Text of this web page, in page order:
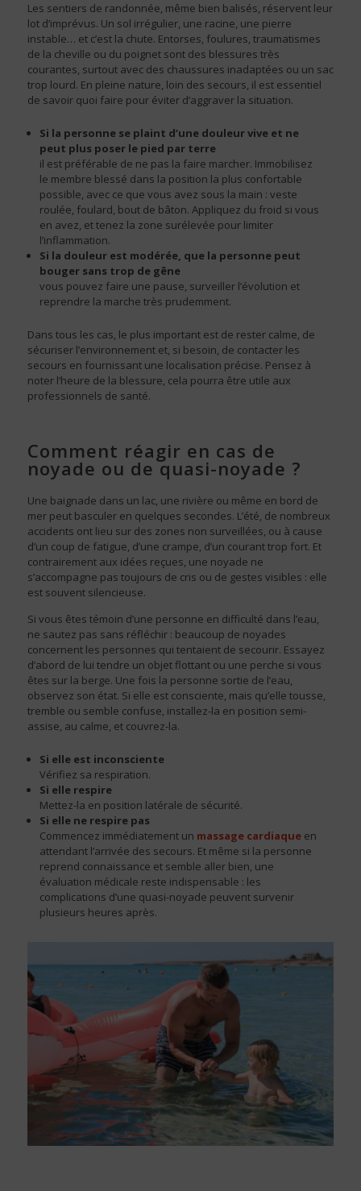
Les sentiers de randonnée, même bien balisés, réservent leur
lot d’imprévus. Un sol irrégulier, une racine, une pierre
instable… et c’est la chute. Entorses, foulures, traumatismes
de la cheville ou du poignet sont des blessures très
courantes, surtout avec des chaussures inadaptées ou un sac
trop lourd. En pleine nature, loin des secours, il est essentiel
de savoir quoi faire pour éviter d’aggraver la situation.
Si la personne se plaint d’une douleur vive et ne
peut plus poser le pied par terre
il est préférable de ne pas la faire marcher. Immobilisez
le membre blessé dans la position la plus confortable
possible, avec ce que vous avez sous la main : veste
roulée, foulard, bout de bâton. Appliquez du froid si vous
en avez, et tenez la zone surélevée pour limiter
l’inflammation.
Si la douleur est modérée, que la personne peut
bouger sans trop de gêne
vous pouvez faire une pause, surveiller l’évolution et
reprendre la marche très prudemment.
Dans tous les cas, le plus important est de rester calme, de
sécuriser l’environnement et, si besoin, de contacter les
secours en fournissant une localisation précise. Pensez à
noter l’heure de la blessure, cela pourra être utile aux
professionnels de santé.
Comment réagir en cas de
noyade ou de quasi-noyade ?
Une baignade dans un lac, une rivière ou même en bord de
mer peut basculer en quelques secondes. L’été, de nombreux
accidents ont lieu sur des zones non surveillées, ou à cause
d’un coup de fatigue, d’une crampe, d’un courant trop fort. Et
contrairement aux idées reçues, une noyade ne
s’accompagne pas toujours de cris ou de gestes visibles : elle
est souvent silencieuse.
Si vous êtes témoin d’une personne en difficulté dans l’eau,
ne sautez pas sans réfléchir : beaucoup de noyades
concernent les personnes qui tentaient de secourir. Essayez
d’abord de lui tendre un objet flottant ou une perche si vous
êtes sur la berge. Une fois la personne sortie de l’eau,
observez son état. Si elle est consciente, mais qu’elle tousse,
tremble ou semble confuse, installez-la en position semi-
assise, au calme, et couvrez-la.
Si elle est inconsciente
Vérifiez sa respiration.
Si elle respire
Mettez-la en position latérale de sécurité.
Si elle ne respire pas
Commencez immédiatement un massage cardiaque en
attendant l’arrivée des secours. Et même si la personne
reprend connaissance et semble aller bien, une
évaluation médicale reste indispensable : les
complications d’une quasi-noyade peuvent survenir
plusieurs heures après.